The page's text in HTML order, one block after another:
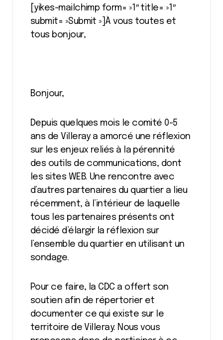
[yikes-mailchimp form= »1″ title= »1″
submit= »Submit »]À vous toutes et
tous bonjour,
Bonjour,
Depuis quelques mois le comité 0-5
ans de Villeray a amorcé une réflexion
sur les enjeux reliés à la pérennité
des outils de communications, dont
les sites WEB. Une rencontre avec
d’autres partenaires du quartier a lieu
récemment, à l’intérieur de laquelle
tous les partenaires présents ont
décidé d’élargir la réflexion sur
l’ensemble du quartier en utilisant un
sondage.
Pour ce faire, la CDC a offert son
soutien afin de répertorier et
documenter ce qui existe sur le
territoire de Villeray. Nous vous